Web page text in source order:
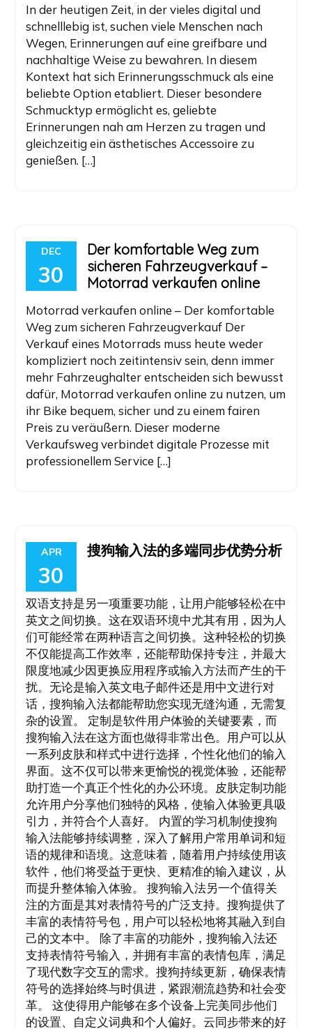
In der heutigen Zeit, in der vieles digital und
schnelllebig ist, suchen viele Menschen nach
Wegen, Erinnerungen auf eine greifbare und
nachhaltige Weise zu bewahren. In diesem
Kontext hat sich Erinnerungsschmuck als eine
beliebte Option etabliert. Dieser besondere
Schmucktyp ermöglicht es, geliebte
Erinnerungen nah am Herzen zu tragen und
gleichzeitig ein ästhetisches Accessoire zu
genießen. […]
DEC
30
Der komfortable Weg zum
sicheren Fahrzeugverkauf –
Motorrad verkaufen online
Motorrad verkaufen online – Der komfortable
Weg zum sicheren Fahrzeugverkauf Der
Verkauf eines Motorrads muss heute weder
kompliziert noch zeitintensiv sein, denn immer
mehr Fahrzeughalter entscheiden sich bewusst
dafür, Motorrad verkaufen online zu nutzen, um
ihr Bike bequem, sicher und zu einem fairen
Preis zu veräußern. Dieser moderne
Verkaufsweg verbindet digitale Prozesse mit
professionellem Service […]
APR
30
搜狗输入法的多端同步优势分析
双语支持是另一项重要功能，让用户能够轻松在中
英文之间切换。这在双语环境中尤其有用，因为人
们可能经常在两种语言之间切换。这种轻松的切换
不仅能提高工作效率，还能帮助保持专注，并最大
限度地减少因更换应用程序或输入方法而产生的干
扰。无论是输入英文电子邮件还是用中文进行对
话，搜狗输入法都能帮助您实现无缝沟通，无需复
杂的设置。 定制是软件用户体验的关键要素，而
搜狗输入法在这方面也做得非常出色。用户可以从
一系列皮肤和样式中进行选择，个性化他们的输入
界面。这不仅可以带来更愉悦的视觉体验，还能帮
助打造一个真正个性化的办公环境。皮肤定制功能
允许用户分享他们独特的风格，使输入体验更具吸
引力，并符合个人喜好。 内置的学习机制使搜狗
输入法能够持续调整，深入了解用户常用单词和短
语的规律和语境。这意味着，随着用户持续使用该
软件，他们将受益于更快、更精准的输入建议，从
而提升整体输入体验。 搜狗输入法另一个值得关
注的方面是其对表情符号的广泛支持。搜狗提供了
丰富的表情符号包，用户可以轻松地将其融入到自
己的文本中。 除了丰富的功能外，搜狗输入法还
支持表情符号输入，并拥有丰富的表情包库，满足
了现代数字交互的需求。搜狗持续更新，确保表情
符号的选择始终与时俱进，紧跟潮流趋势和社会变
革。 这使得用户能够在多个设备上完美同步他们
的设置、自定义词典和个人偏好。云同步带来的好